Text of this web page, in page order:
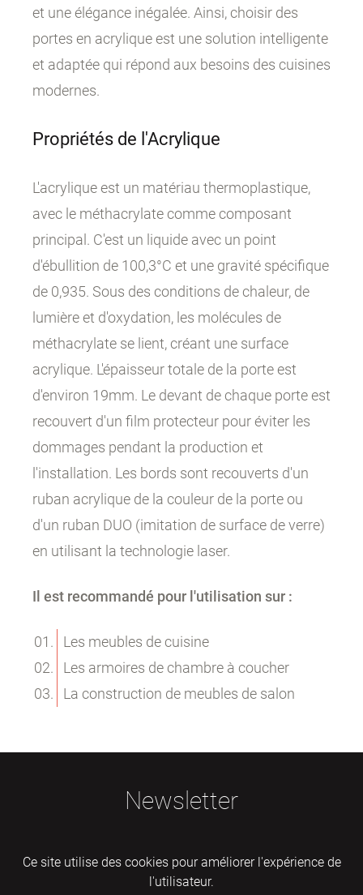
et une élégance inégalée. Ainsi, choisir des
portes en acrylique est une solution intelligente
et adaptée qui répond aux besoins des cuisines
modernes.
Propriétés de l'Acrylique
L'acrylique est un matériau thermoplastique,
avec le méthacrylate comme composant
principal. C'est un liquide avec un point
d'ébullition de 100,3°C et une gravité spécifique
de 0,935. Sous des conditions de chaleur, de
lumière et d'oxydation, les molécules de
méthacrylate se lient, créant une surface
acrylique. L'épaisseur totale de la porte est
d'environ 19mm. Le devant de chaque porte est
recouvert d'un film protecteur pour éviter les
dommages pendant la production et
l'installation. Les bords sont recouverts d'un
ruban acrylique de la couleur de la porte ou
d'un ruban DUO (imitation de surface de verre)
en utilisant la technologie laser.
Il est recommandé pour l'utilisation sur :
Les meubles de cuisine
Les armoires de chambre à coucher
La construction de meubles de salon
Newsletter
Ce site utilise des cookies pour améliorer l'expérience de
l'utilisateur.